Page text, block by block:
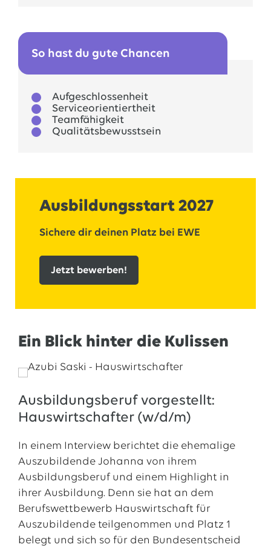
So hast du gute Chancen
Aufgeschlossenheit
Serviceorientiertheit
Teamfähigkeit
Qualitätsbewusstsein
Ausbildungsstart 2027
Sichere dir deinen Platz bei EWE
Jetzt bewerben!
Ein Blick hinter die Kulissen
Ausbildungsberuf vorgestellt:
Hauswirtschafter (w/d/m)
In einem Interview berichtet die ehemalige
Auszubildende Johanna von ihrem
Ausbildungsberuf und einem Highlight in
ihrer Ausbildung. Denn sie hat an dem
Berufswettbewerb Hauswirtschaft für
Auszubildende teilgenommen und Platz 1
belegt und sich so für den Bundesentscheid